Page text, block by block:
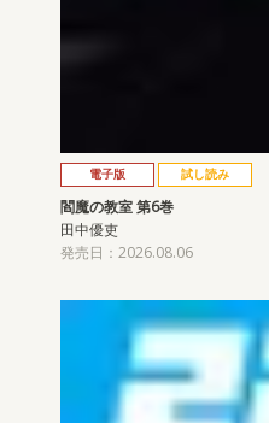
電子版 試し読み
閻魔の教室 第6巻
田中優吏
発売日：2026.08.06